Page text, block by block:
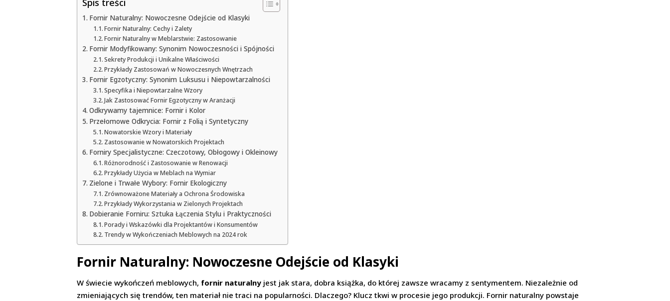
Spis treści
Fornir Naturalny: Nowoczesne Odejście od Klasyki
Fornir Naturalny: Cechy i Zalety
Fornir Naturalny w Meblarstwie: Zastosowanie
Fornir Modyfikowany: Synonim Nowoczesności i Spójności
Sekrety Produkcji i Unikalne Właściwości
Przykłady Zastosowań w Nowoczesnych Wnętrzach
Fornir Egzotyczny: Synonim Luksusu i Niepowtarzalności
Specyfika i Niepowtarzalne Wzory
Jak Zastosować Fornir Egzotyczny w Aranżacji
Odkrywamy tajemnice: Fornir i Kolor
Przełomowe Odkrycia: Fornir z Folią i Syntetyczny
Nowatorskie Wzory i Materiały
Zastosowanie w Nowatorskich Projektach
Forniry Specjalistyczne: Czeczotowy, Obłogowy i Okleinowy
Różnorodność i Zastosowanie w Renowacji
Przykłady Użycia w Meblach na Wymiar
Zielone i Trwałe Wybory: Fornir Ekologiczny
Zrównoważone Materiały a Ochrona Środowiska
Przykłady Wykorzystania w Zielonych Projektach
Dobieranie Forniru: Sztuka Łączenia Stylu i Praktyczności
Porady i Wskazówki dla Projektantów i Konsumentów
Trendy w Wykończeniach Meblowych na 2024 rok
Fornir Naturalny: Nowoczesne Odejście od Klasyki
W świecie wykończeń meblowych, fornir naturalny jest jak stara, dobra książka, do której zawsze wracamy z sentymentem. Niezależnie od
zmieniających się trendów, ten materiał nie traci na popularności. Dlaczego? Klucz tkwi w procesie jego produkcji. Fornir naturalny powstaje